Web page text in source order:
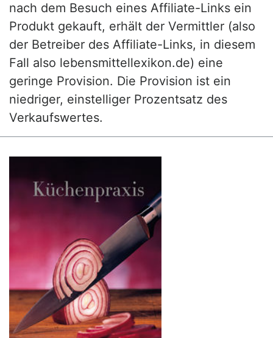
nach dem Besuch eines Affiliate-Links ein
Produkt gekauft, erhält der Vermittler (also
der Betreiber des Affiliate-Links, in diesem
Fall also lebensmittellexikon.de) eine
geringe Provision. Die Provision ist ein
niedriger, einstelliger Prozentsatz des
Verkaufswertes.